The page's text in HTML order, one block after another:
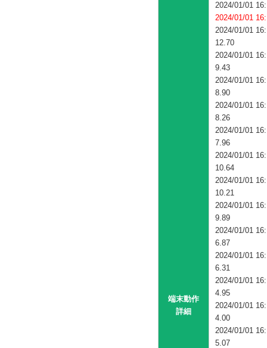
端末動作
詳細
2024/01/01
2024/01/01
2024/01/01
12.70
2024/01/01
9.43
2024/01/01
8.90
2024/01/01
8.26
2024/01/01
7.96
2024/01/01
10.64
2024/01/01
10.21
2024/01/01
9.89
2024/01/01
6.87
2024/01/01
6.31
2024/01/01
4.95
2024/01/01
4.00
2024/01/01
5.07